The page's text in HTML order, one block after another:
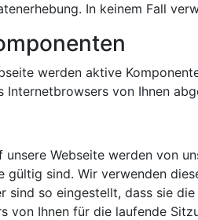
In keinem Fall
werden aktive
Internetbrowsers von Ihnen
unsere Webseite werden von
gültig sind. Wir verwenden
sind so eingestellt, dass sie
von Ihnen für die laufende